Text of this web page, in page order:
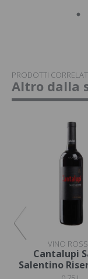
PRODOTTI
Altro dalla
VINO
Cantalupi
Salentino